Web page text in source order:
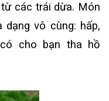
các trái dừa. Món
vô cùng: hấp,
cho bạn tha hồ